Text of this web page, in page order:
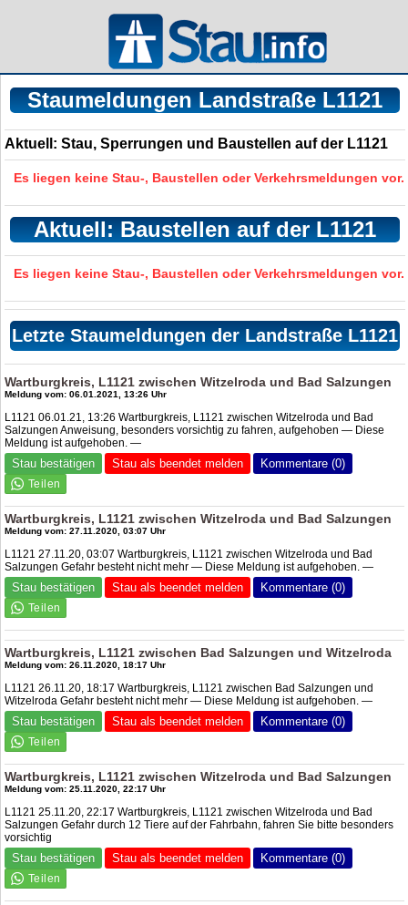
Staumeldungen Landstraße L1121
Aktuell: Stau, Sperrungen und Baustellen auf der L1121
Es liegen keine Stau-, Baustellen oder Verkehrsmeldungen vor.
Aktuell: Baustellen auf der L1121
Es liegen keine Stau-, Baustellen oder Verkehrsmeldungen vor.
Letzte Staumeldungen der Landstraße L1121
Wartburgkreis, L1121 zwischen Witzelroda und Bad Salzungen
Meldung vom: 06.01.2021, 13:26 Uhr
L1121 06.01.21, 13:26 Wartburgkreis, L1121 zwischen Witzelroda und Bad
Salzungen Anweisung, besonders vorsichtig zu fahren, aufgehoben — Diese
Meldung ist aufgehoben. —
Stau bestätigen Stau als beendet melden Kommentare (0)
Wartburgkreis, L1121 zwischen Witzelroda und Bad Salzungen
Meldung vom: 27.11.2020, 03:07 Uhr
L1121 27.11.20, 03:07 Wartburgkreis, L1121 zwischen Witzelroda und Bad
Salzungen Gefahr besteht nicht mehr — Diese Meldung ist aufgehoben. —
Stau bestätigen Stau als beendet melden Kommentare (0)
Wartburgkreis, L1121 zwischen Bad Salzungen und Witzelroda
Meldung vom: 26.11.2020, 18:17 Uhr
L1121 26.11.20, 18:17 Wartburgkreis, L1121 zwischen Bad Salzungen und
Witzelroda Gefahr besteht nicht mehr — Diese Meldung ist aufgehoben. —
Stau bestätigen Stau als beendet melden Kommentare (0)
Wartburgkreis, L1121 zwischen Witzelroda und Bad Salzungen
Meldung vom: 25.11.2020, 22:17 Uhr
L1121 25.11.20, 22:17 Wartburgkreis, L1121 zwischen Witzelroda und Bad
Salzungen Gefahr durch 12 Tiere auf der Fahrbahn, fahren Sie bitte besonders
vorsichtig
Stau bestätigen Stau als beendet melden Kommentare (0)